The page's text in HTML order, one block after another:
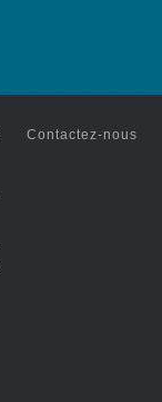
Contactez-nous